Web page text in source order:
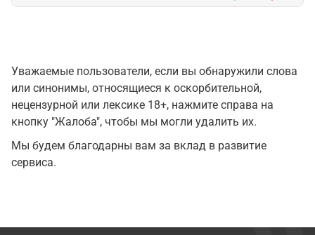
Уважаемые пользователи, если вы обнаружили слова
или синонимы, относящиеся к оскорбительной,
нецензурной или лексике 18+, нажмите справа на
кнопку "Жалоба", чтобы мы могли удалить их.
Мы будем благодарны вам за вклад в развитие
сервиса.